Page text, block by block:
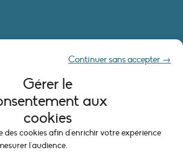
Gérer le
aux
cookies
des cookies afin d'enrichir votre expérience
l'audience.
Continuer sans accepter →
LÉGALES
(UE)